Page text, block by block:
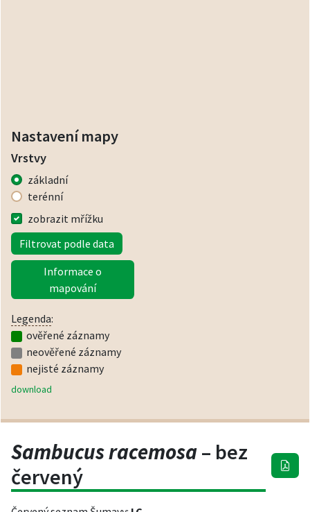
Nastavení mapy
Vrstvy
základní
terénní
zobrazit mřížku
Filtrovat podle data
Informace o
mapování
Legenda:
ověřené záznamy
neověřené záznamy
nejisté záznamy
download
Sambucus racemosa– bez
červený